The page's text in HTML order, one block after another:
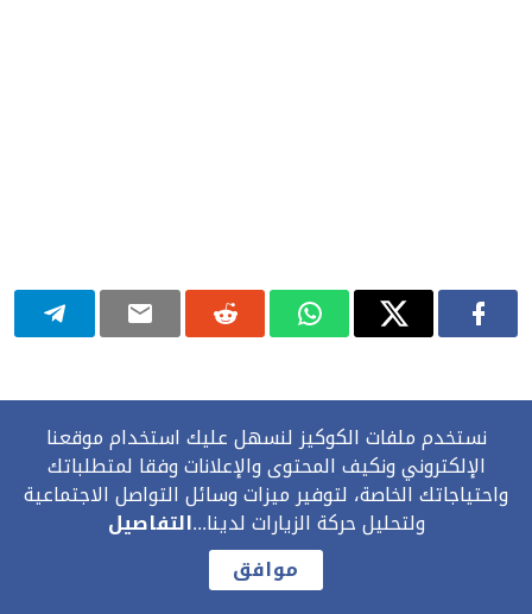
عالـم القانون
عالم القانون World of law هو موقع
(www.alamalkanoun.com) ينشر مقالات قانونية مواكبة لأخر
المستجدات القانونية في شتى تخصصاتها.
نستخدم ملفات الكوكيز لنسهل عليك استخدام موقعنا
الإلكتروني ونكيف المحتوى والإعلانات وفقا لمتطلباتك
واحتياجاتك الخاصة، لتوفير ميزات وسائل التواصل الاجتماعية
ولتحليل حركة الزيارات لدينا...التفاصيل
موافق